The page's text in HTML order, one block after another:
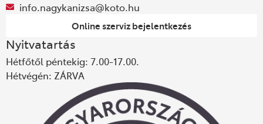
info.nagykanizsa@koto.hu
Online szerviz bejelentkezés
Nyitvatartás
Hétfőtől péntekig: 7.00-17.00.
Hétvégén: ZÁRVA